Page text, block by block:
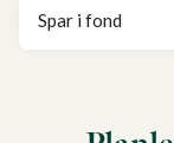
Spar i fond